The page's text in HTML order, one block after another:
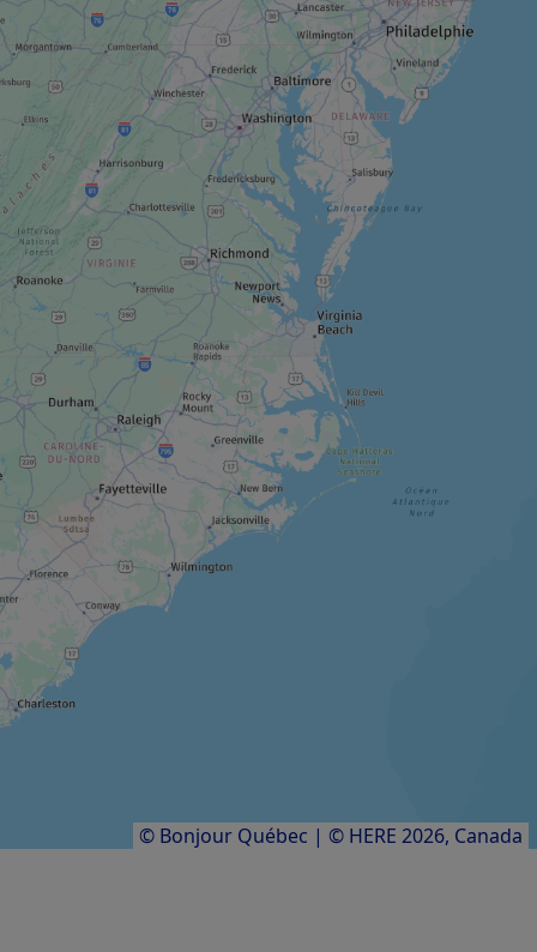
ENTREPRISE DE TOURISME D'AVENTURE ET
DE PLEIN AIR
Horizon X
CENTRE RÉCRÉATIF
Arbraska Laflèche
CENTRE RÉCRÉATIF
Éco-Odyssée
SITE THÉMATIQUE
Great Canadian Bungee (GCB)
20sur24
© Bonjour Québec | © HERE 2026, Canada